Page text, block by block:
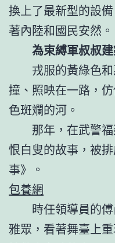
換上了最新型的設
著內陸和國民安然。
為束縛軍叔叔
戎服的黃綠色
撞、照映在一路，
色斑斕的河。
那年，在武警
恨白叟的故事，被
事》。
包養網
時任領導員的
雅眾，看著舞臺上